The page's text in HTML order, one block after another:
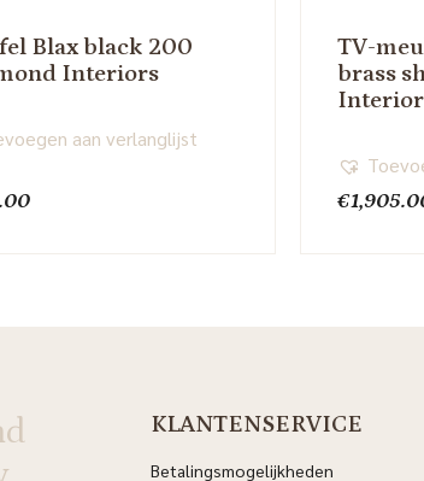
Blax black 200
Interiors
aan verlanglijst
TV-
brass
€
KLANTENSERVICE
Betalingsmogelijkheden